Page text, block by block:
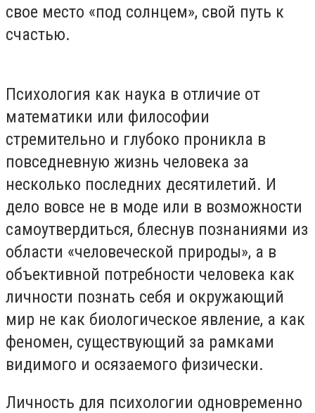
свое место «под солнцем», свой путь к
счастью.
Психология как наука в отличие от
математики или философии
стремительно и глубоко проникла в
повседневную жизнь человека за
несколько последних десятилетий. И
дело вовсе не в моде или в возможности
самоутвердиться, блеснув познаниями из
области «человеческой природы», а в
объективной потребности человека как
личности познать себя и окружающий
мир не как биологическое явление, а как
феномен, существующий за рамками
видимого и осязаемого физически.
Личность для психологии одновременно